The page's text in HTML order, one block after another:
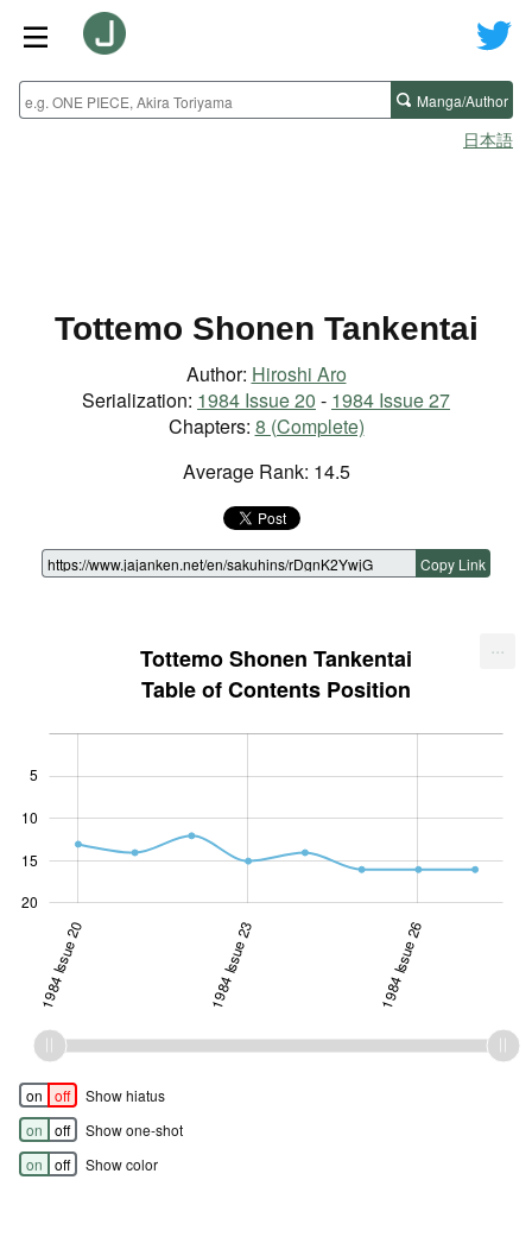
Manga/Author
日本語
Tottemo Shonen Tankentai
Author: Hiroshi Aro
Serialization: 1984 Issue 20 - 1984 Issue 27
Chapters: 8 (Complete)
Average Rank: 14.5
Copy Link
Tottemo Shonen Tankentai
Table of Contents Position
10
10
20
15
5
1984 Issue 26
1984 Issue 20 1984 Issue 23 1984 Issue 26
...
on off
Show hiatus
on
off
Show one-shot
on
off Show color